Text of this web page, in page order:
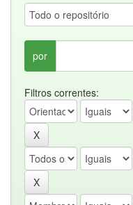
por
Filtros correntes: